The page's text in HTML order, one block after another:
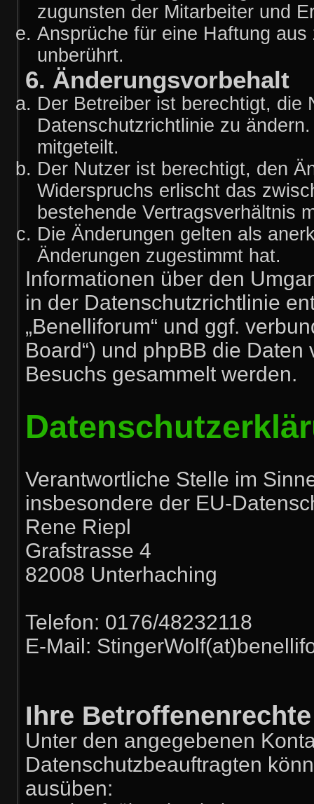
zugunsten der Mitarbeiter und
Ansprüche für eine Haftung
unberührt.
6. Änderungsvorbehalt
Der Betreiber ist berechtigt, die
Datenschutzrichtlinie zu
mitgeteilt.
Der Nutzer ist berechtigt, den
Widerspruchs erlischt das
bestehende Vertragsverhältnis
Die Änderungen gelten als
Änderungen zugestimmt hat.
Informationen über den
in der Datenschutzrichtlinie
„Benelliforum“ und ggf.
Board“) und phpBB die
Besuchs gesammelt werden.
Verantwortliche Stelle im
insbesondere der EU-
Rene Riepl
Grafstrasse 4
82008 Unterhaching
Telefon: 0176/48232118
E-Mail:
Ihre Betroffenenrechte
Unter den angegebenen
Datenschutzbeauftragten
ausüben: